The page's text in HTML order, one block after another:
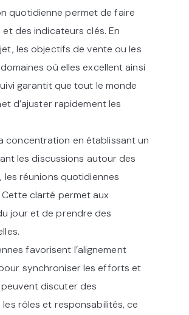
quotidienne permet de faire
des indicateurs clés. En
les objectifs de vente ou les
où elles excellent ainsi
garantit que tout le monde
d’ajuster rapidement les
concentration en établissant un
les discussions autour des
réunions quotidiennes
clarté permet aux
jour et de prendre des
favorisent l’alignement
synchroniser les efforts et
discuter des
rôles et responsabilités, ce